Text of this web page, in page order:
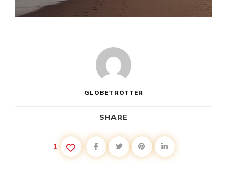
GLOBETROTTER
SHARE
1